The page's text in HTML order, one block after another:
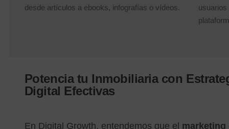
desde artículos a ebooks, infografías o vídeos.
usuarios
Potencia tu Inmobiliaria con
Digital Efectivas
En Digital Growth, entendemos que el marketing